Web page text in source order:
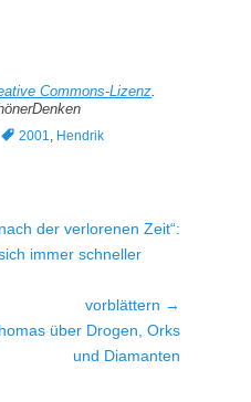
Commons-Lizenz.
Tags2001, Hendrik
der verlorenen Zeit“:
immer schneller
vorblättern →
über Drogen, Orks
und Diamanten